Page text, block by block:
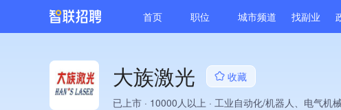
首页 职位 城市频道 找副业
大族激光
收藏
已上市 · 10000人以上 · 工业自动化/机器人、电气机